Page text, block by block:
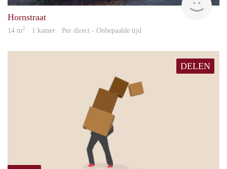
Hornstraat
14 m2 · 1 kamer · Per direct - Onbepaalde tijd
DELEN